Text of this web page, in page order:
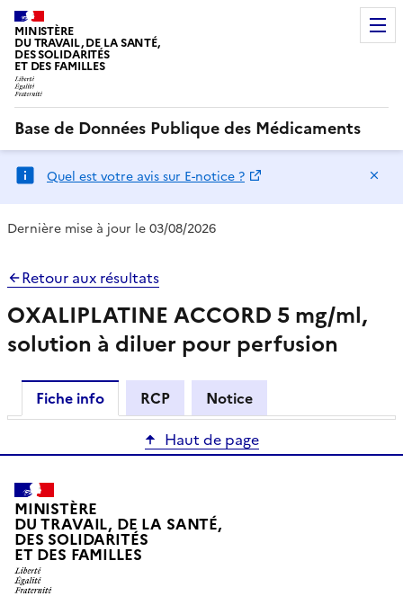
MINISTÈRE
DU TRAVAIL, DE LA SANTÉ,
DES SOLIDARITÉS
ET DES FAMILLES
Base de Données Publique des Médicaments
Quel est votre avis sur E-notice ?
Dernière mise à jour le 03/08/2026
Retour aux résultats
OXALIPLATINE ACCORD 5 mg/ml,
solution à diluer pour perfusion
Fiche info RCP
Notice
Haut de page
MINISTÈRE
DU TRAVAIL, DE LA SANTÉ,
DES SOLIDARITÉS
ET DES FAMILLES